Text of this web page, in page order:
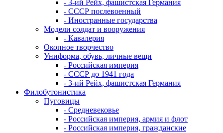
- 3-ий Рейх, фашистская Германия
- СССР послевоенный
- Иностранные государства
Модели солдат и вооружения
- Кавалерия
Окопное творчество
Униформа, обувь, личные вещи
- Российская империя
- СССР до 1941 года
- 3-ий Рейх, фашистская Германия
Филобутонистика
Пуговицы
- Средневековье
- Российская империя, армия и флот
- Российская империя, гражданские